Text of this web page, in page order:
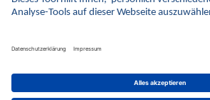
Kontakt
Wir behalten uns vor, für ausgewählte Münzen die